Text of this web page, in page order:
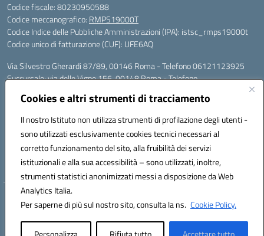
Cookies e altri strumenti di tracciamento
Il nostro Istituto non utilizza strumenti di profilazione degli utenti -
sono utilizzati esclusivamente cookies tecnici necessari al
corretto funzionamento del sito, alla fruibilità dei servizi
istituzionali e alla sua accessibilità – sono utilizzati, inoltre,
strumenti statistici anonimizzati messi a disposizione da Web
Analytics Italia.
Per saperne di più sul nostro sito, consulta la ns. Cookie Policy.
Codice fiscale: 80230950588
Codice meccanografico: RMPS19000T
Codice Indice delle Pubbliche Amministrazioni (IPA): istsc_rmps19000t
Codice unico di fatturazione (CUF): UFE6AQ
Via Silvestro Gherardi 87/89, 00146 Roma - Telefono 06121123925
Succursale: via delle Vigne 156, 00148 Roma - Telefono
Mail: rmps19000t@istruzione.it - PEC: rmps19000t@pec.istruzione.it
Per contatti con il Dirigente Scolastico, utilizzare esclusivamente
Codice univoco ufficio: UFE6AQ
Codice meccanografico: RMPS19000T
Codice fiscale: 80230950588
Hosting & Powered by 3D Solution S.r.l.
Concept & Design by Designers Italia